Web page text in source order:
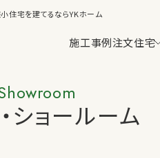
住宅を建てるならYKホーム
施工事例注文住宅
ショールーム